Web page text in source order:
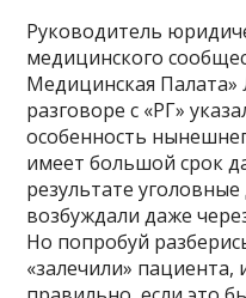
Руководитель
медицинского
Медицинская
разговоре с «РГ»
особенность
имеет большой срок
результате
возбуждали даже
Но попробуй
«залечили» пациента,